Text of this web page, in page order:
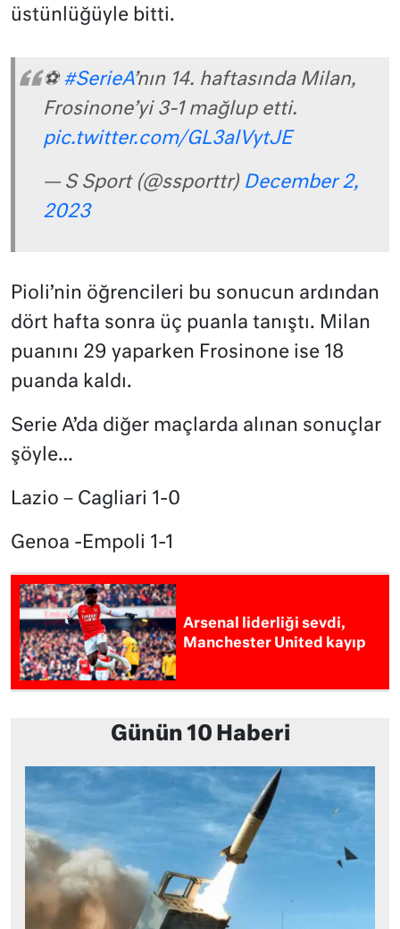
üstünlüğüyle bitti.
⚽#SerieA’nın 14. haftasında Milan,
Frosinone’yi 3-1 mağlup etti.
pic.twitter.com/GL3alVytJE
— S Sport (@ssporttr) December 2,
2023
Pioli’nin öğrencileri bu sonucun ardından
dört hafta sonra üç puanla tanıştı. Milan
puanını 29 yaparken Frosinone ise 18
puanda kaldı.
Serie A’da diğer maçlarda alınan sonuçlar
şöyle…
Lazio – Cagliari 1-0
Genoa -Empoli 1-1
Arsenal liderliği sevdi,
Manchester United kayıp
Günün 10 Haberi